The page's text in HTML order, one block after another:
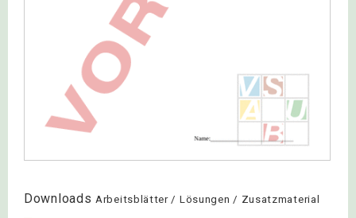
Downloads Arbeitsblätter / Lösungen / Zusatzmaterial